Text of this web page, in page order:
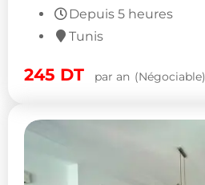
Depuis 5 heures
Tunis
245 DT par an (Négociable)